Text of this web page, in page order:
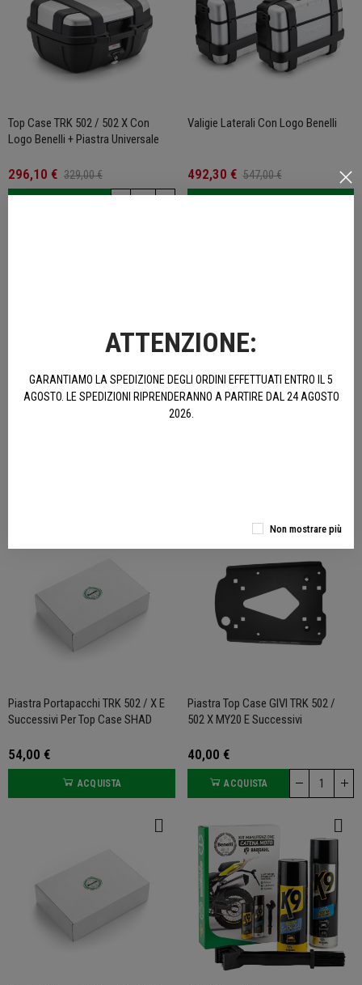
Top Case TRK 502 / 502 X Con
Logo Benelli + Piastra Universale
296,10 € 329,00 €
Valigie Laterali Con Logo Benelli
492,30 € 547,00 €
Telaietti Laterali TRK 502 Per Valigie
Piastra Portapacchi TRK 502 / X E
Successivi Per Top Case SHAD
54,00 €
ACQUISTA
Piastra Top Case GIVI TRK 502 /
502 X MY20 E Successivi
40,00 €
ACQUISTA
ATTENZIONE:
GARANTIAMO LA SPEDIZIONE DEGLI ORDINI EFFETTUATI ENTRO IL 5
AGOSTO. LE SPEDIZIONI RIPRENDERANNO A PARTIRE DAL 24 AGOSTO
2026.
Non mostrare più